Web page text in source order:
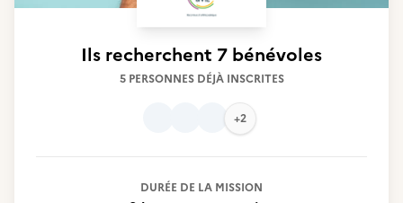
Ils recherchent 7 bénévoles
5 PERSONNES DÉJÀ INSCRITES
+2
DURÉE DE LA MISSION